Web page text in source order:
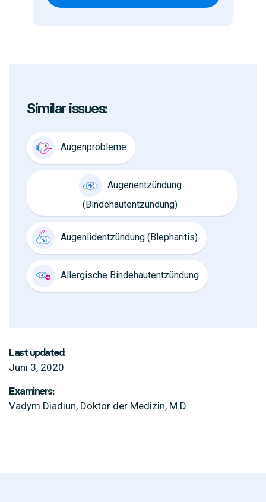
Similar issues:
Augenprobleme
Augenentzündung
(Bindehautentzündung)
Augenlidentzündung (Blepharitis)
Allergische Bindehautentzündung
Last updated:
Juni 3, 2020
Examiners:
Vadym Diadiun, Doktor der Medizin, M.D.